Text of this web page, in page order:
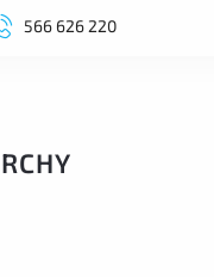
566 626 220